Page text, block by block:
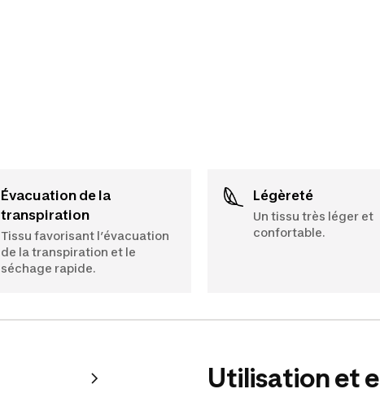
Évacuation de la
transpiration
Tissu favorisant l’évacuation
de la transpiration et le
séchage rapide.
Légèreté
Un tissu très léger et
confortable.
Utilisation et